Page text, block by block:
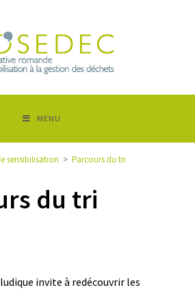
MENU
sensibilisation > Parcours du tri
du tri
invite à redécouvrir les